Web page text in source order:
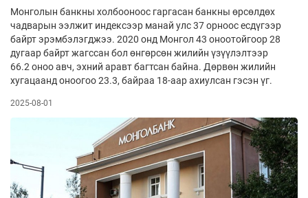
Монголын банкны холбооноос гаргасан банкны өрсөлдөх
чадварын ээлжит индексээр манай улс 37 орноос есдүгээр
байрт эрэмбэлэгджээ. 2020 онд Монгол 43 оноотойгоор 28
дугаар байрт жагссан бол өнгөрсөн жилийн үзүүлэлтээр
66.2 оноо авч, эхний аравт багтсан байна. Дөрвөн жилийн
хугацаанд оноогоо 23.3, байраа 18-аар ахиулсан гэсэн үг.
2025-08-01